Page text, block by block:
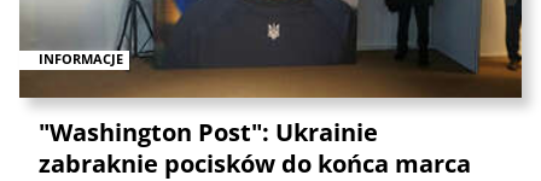
INFORMACJE
"Washington Post": Ukrainie
zabraknie pocisków do końca marca